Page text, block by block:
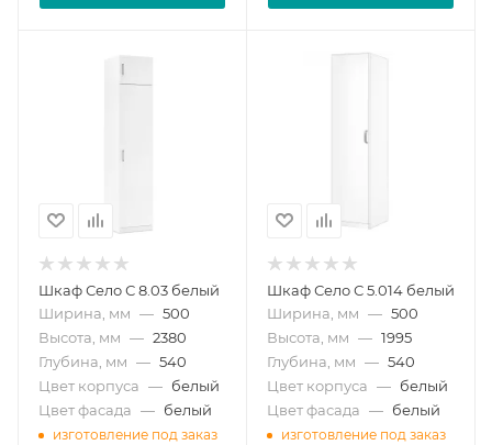
Шкаф Село С 8.03 белый
Ширина, мм — 500
Высота, мм — 2380
Глубина, мм — 540
Цвет корпуса — белый
Цвет фасада — белый
изготовление под заказ
Шкаф Село С 5.014 белый
Ширина, мм — 500
Высота, мм — 1995
Глубина, мм — 540
Цвет корпуса — белый
Цвет фасада — белый
изготовление под заказ